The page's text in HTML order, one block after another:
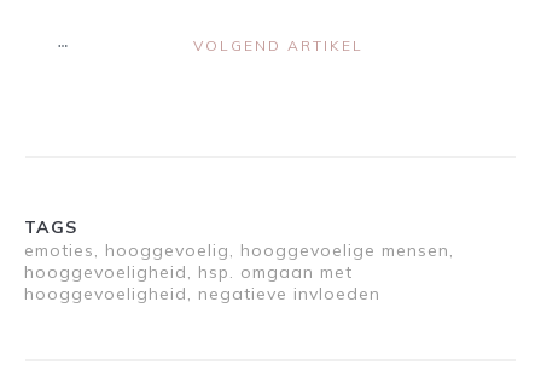
VOLGEND ARTIKEL
TAGS
emoties, hooggevoelig, hooggevoelige mensen,
hooggevoeligheid, hsp. omgaan met
hooggevoeligheid, negatieve invloeden